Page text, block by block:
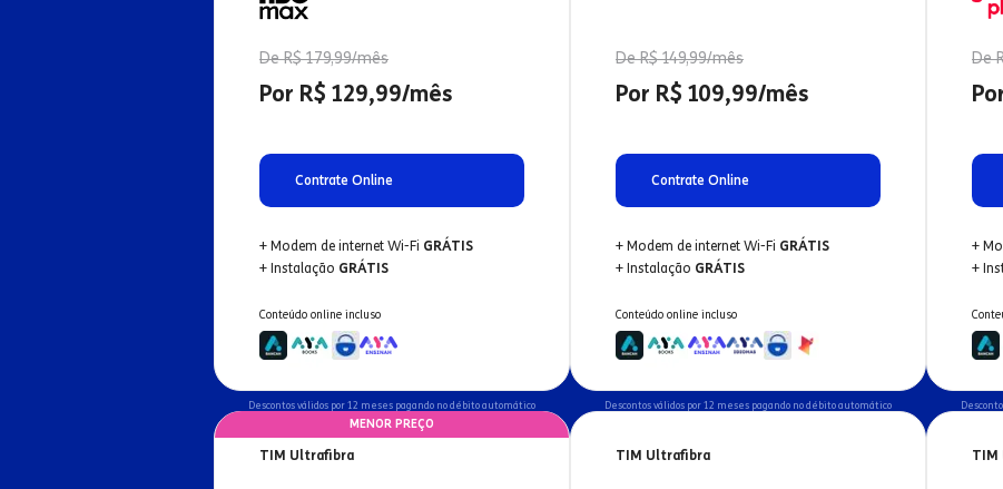
De R$ 179,99/mês
Por R$ 129,99/mês
Contrate Online
+ Modem de internet Wi-Fi GRÁTIS
+ Instalação GRÁTIS
Conteúdo online incluso
Descontos válidos por 12 meses pagando no débito automático
De R$ 149,99/mês
Por R$ 109,99/mês
Contrate Online
+ Modem de internet Wi-Fi GRÁTIS
+ Instalação GRÁTIS
Conteúdo online incluso
Descontos válidos por 12 meses pagando no débito automático
De
+
+
TIM Ultrafibra
MENOR PREÇO
TIM Ultrafibra TIM